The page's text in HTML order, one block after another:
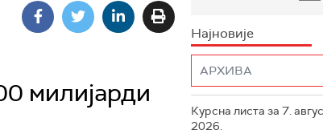
милијарди
Најновије
Курсна листа за 7.
2026.